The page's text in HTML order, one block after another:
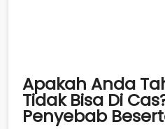
Apakah Anda
Tidak Bisa Di
Penyebab